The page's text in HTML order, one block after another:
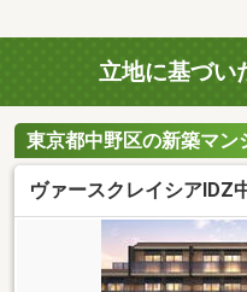
立地に基づい
東京都中野区の新築マン
ヴァースクレイシア